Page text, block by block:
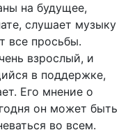
на будущее,
слушает музыку
все просьбы.
взрослый, и
в поддержке,
Его мнение о
он может быть
во всем.